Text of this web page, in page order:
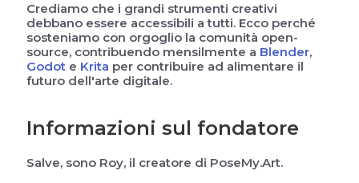
Crediamo che i grandi strumenti creativi
debbano essere accessibili a tutti. Ecco perché
sosteniamo con orgoglio la comunità open-
source, contribuendo mensilmente a Blender,
Godot e Krita per contribuire ad alimentare il
futuro dell'arte digitale.
Informazioni sul fondatore
Salve, sono Roy, il creatore di PoseMy.Art.